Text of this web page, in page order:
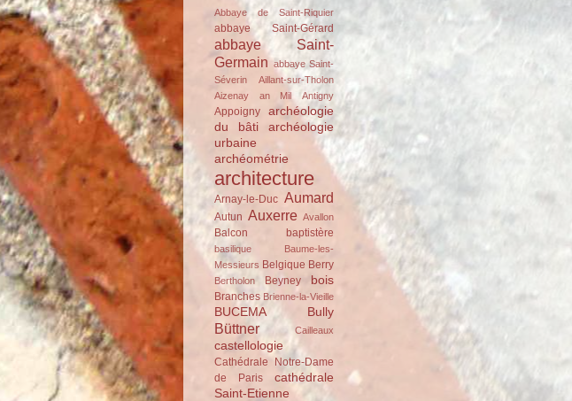
Abbaye de Saint-Riquier
abbaye Saint-Gérard
abbaye Saint-
Germain abbaye Saint-
Séverin
Aillant-sur-Tholon
Aizenay
an Mil Antigny
Appoigny
archéologie
du bâti
archéologie
urbaine
archéométrie
architecture
Arnay-le-Duc Aumard
Autun Auxerre Avallon
Balcon baptistère
basilique
Baume-les-
Messieurs Belgique Berry
Bertholon Beyney bois
Branches Brienne-la-Vieille
BUCEMA Bully
Büttner Cailleaux
castellologie
Cathédrale Notre-Dame
de Paris
cathédrale
Saint-Etienne